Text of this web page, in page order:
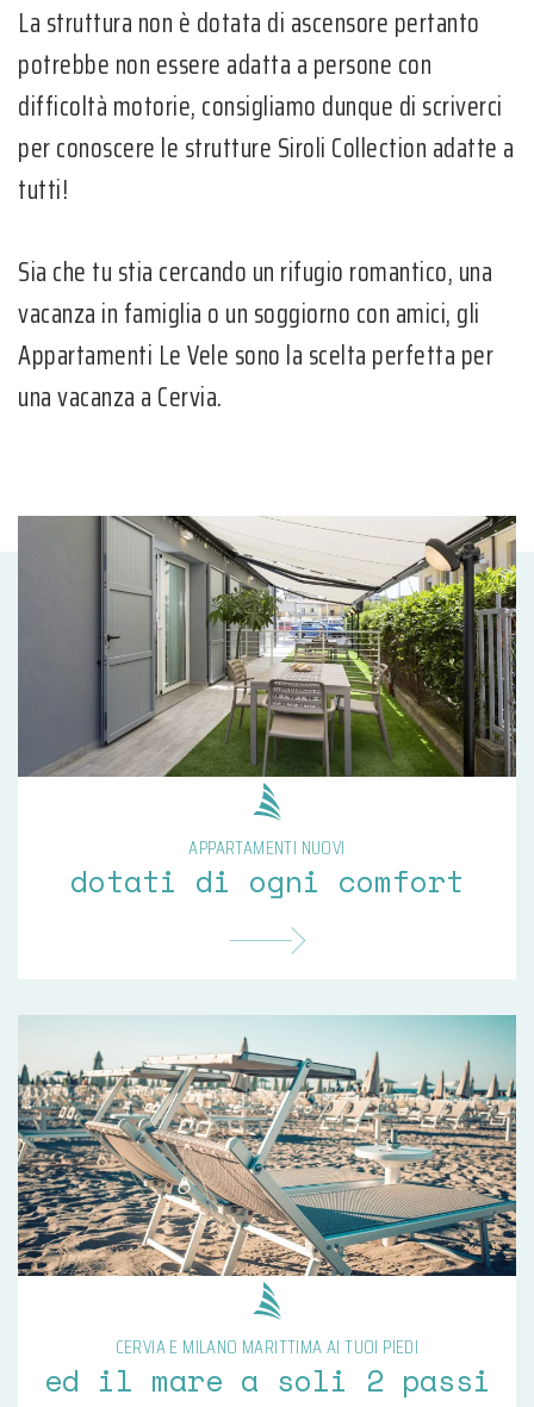
La struttura non è dotata di ascensore pertanto
potrebbe non essere adatta a persone con
difficoltà motorie, consigliamo dunque di scriverci
per conoscere le strutture Siroli Collection adatte a
tutti!
Sia che tu stia cercando un rifugio romantico, una
vacanza in famiglia o un soggiorno con amici, gli
Appartamenti Le Vele sono la scelta perfetta per
una vacanza a Cervia.
APPARTAMENTI NUOVI
dotati di ogni comfort
CERVIA E MILANO MARITTIMA AI TUOI PIEDI
ed il mare a soli 2 passi